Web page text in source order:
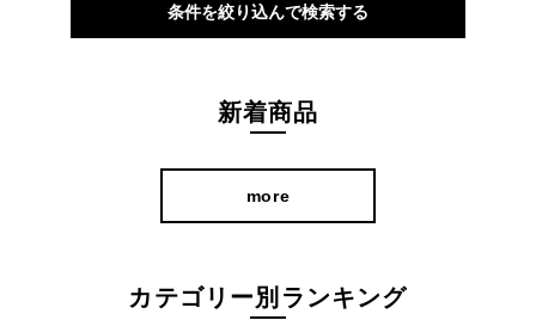
条件を絞り込んで検索する
新着商品
more
カテゴリー別ランキング